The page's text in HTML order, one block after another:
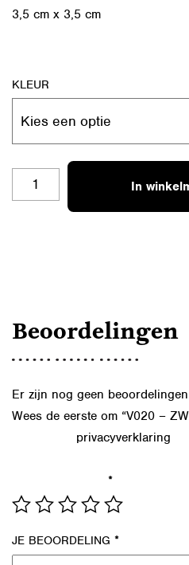
3,5 cm x 3,5 cm
KLEUR
V020
In
Beoordelingen
Er zijn nog geen
Wees de eerste om “V020 –
privacyverklaring
*
JE BEOORDELING *